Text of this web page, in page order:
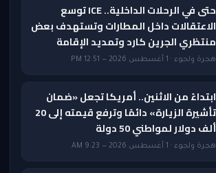
حتى في الرحلات الداخلية.. ICE توسع
الاعتقالات داخل المطارات وتستهدف بعض
منتظري الجرين كارد وتمديد الإقامة
هجرة ولجوء · 1 أغسطس 2026 — 12:51 PM
ابتداءً من الاثنين.. أمريكا تجعل «ضمان
تأشيرة الزيارة» دائمًا وترفع قيمته إلى 20
ألف دولار لمواطني 50 دولة
هجرة ولجوء · 1 أغسطس 2026 — 9:23 AM